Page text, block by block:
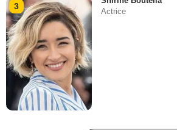
3
Actrice